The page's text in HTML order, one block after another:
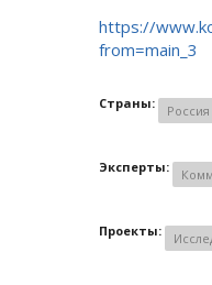
https://
from=main_3
Страны: Россия
Эксперты:
Проекты: